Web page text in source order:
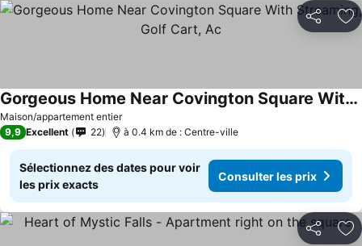
Partager
Maison/appartement entier
Gorgeous Home Near Covington Square With Streaming, Golf Cart, Ac
Consulter les prix
9,9 Excellent 22 à 0.4 km de : Centre-ville
Sélectionnez des dates pour voir
les prix exacts
Consulter les prix
Partager